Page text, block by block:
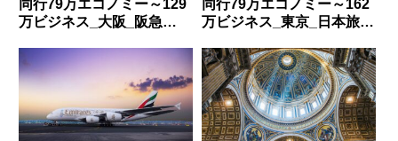
同行79万エコノミー～129
万ビジネス_大阪_阪急
同行79万エコノミー～162
万ビジネス_東京_日本旅行